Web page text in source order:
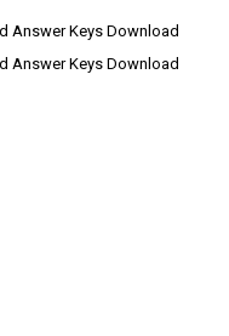
Answer Keys Download
Answer Keys Download